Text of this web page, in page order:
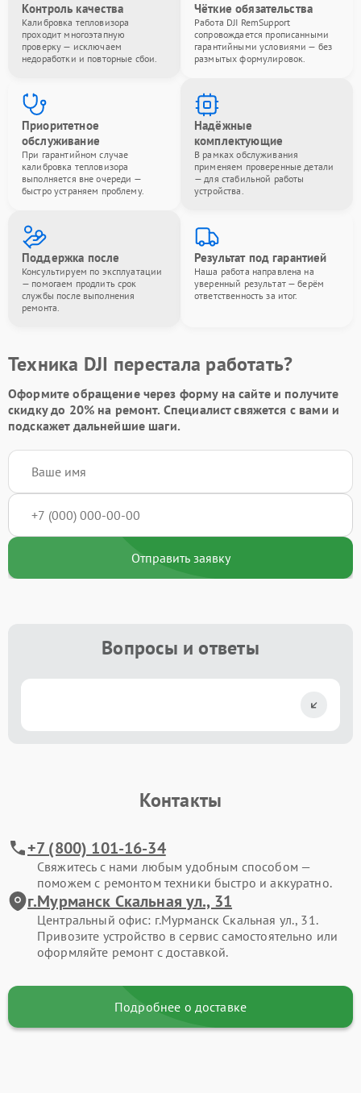
Контроль качества
Калибровка тепловизора
проходит многоэтапную
проверку — исключаем
недоработки и повторные сбои.
Чёткие обязательства
Работа DJI RemSupport
сопровождается прописанными
гарантийными условиями — без
размытых формулировок.
Приоритетное
обслуживание
При гарантийном случае
калибровка тепловизора
выполняется вне очереди —
быстро устраняем проблему.
Надёжные
комплектующие
В рамках обслуживания
применяем проверенные детали
— для стабильной работы
устройства.
Поддержка после
Консультируем по эксплуатации
— помогаем продлить срок
службы после выполнения
ремонта.
Результат под гарантией
Наша работа направлена на
уверенный результат — берём
ответственность за итог.
Техника DJI перестала работать?
Оформите обращение через форму на сайте и получите
скидку до 20%на ремонт. Специалист свяжется с вами и
подскажет дальнейшие шаги.
Отправить заявку
Вопросы и ответы
Контакты
+7 (800) 101-16-34
Свяжитесь с нами любым удобным способом —
поможем с ремонтом техники быстро и аккуратно.
г.Мурманск Скальная ул., 31
Центральный офис: г.Мурманск Скальная ул., 31.
Привозите устройство в сервис самостоятельно или
оформляйте ремонт с доставкой.
Подробнее о доставке